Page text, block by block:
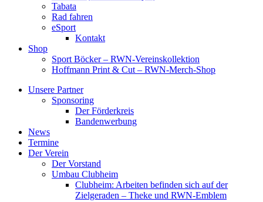
Tabata
Rad fahren
eSport
Kontakt
Shop
Sport Böcker – RWN-Vereinskollektion
Hoffmann Print & Cut – RWN-Merch-Shop
Unsere Partner
Sponsoring
Der Förderkreis
Bandenwerbung
News
Termine
Der Verein
Der Vorstand
Umbau Clubheim
Clubheim: Arbeiten befinden sich auf der
Zielgeraden – Theke und RWN-Emblem